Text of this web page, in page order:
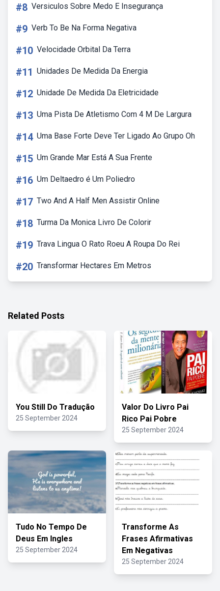
#8 Versiculos Sobre Medo E Insegurança
#9 Verb To Be Na Forma Negativa
#10 Velocidade Orbital Da Terra
#11 Unidades De Medida Da Energia
#12 Unidade De Medida Da Eletricidade
#13 Uma Pista De Atletismo Com 4 M De Largura
#14 Uma Base Forte Deve Ter Ligado Ao Grupo Oh
#15 Um Grande Mar Está A Sua Frente
#16 Um Deltaedro é Um Poliedro
#17 Two And A Half Men Assistir Online
#18 Turma Da Monica Livro De Colorir
#19 Trava Lingua O Rato Roeu A Roupa Do Rei
#20 Transformar Hectares Em Metros
Related Posts
You Still Do Tradução
25 September 2024
Valor Do Livro Pai
Rico Pai Pobre
25 September 2024
Tudo No Tempo De
Deus Em Ingles
25 September 2024
Transforme As
Frases Afirmativas
Em Negativas
25 September 2024